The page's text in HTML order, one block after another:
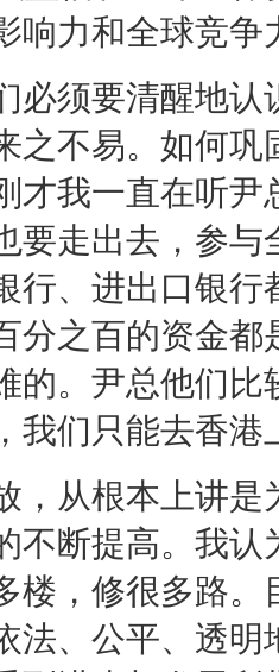
响力和全球竞
须要清醒地认
之不易。如何
才我一直在听
要走出去，参与
行、进出口银
分之百的资金
的。尹总他们
我们只能去香
从根本上讲是
不断提高。我
楼，修很多路
法、公平、透